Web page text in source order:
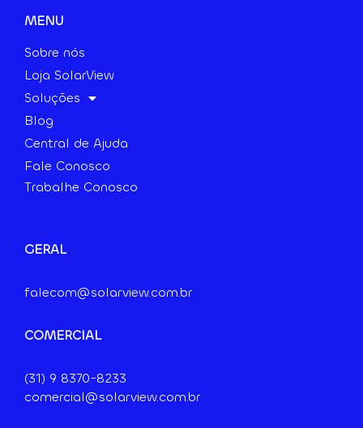
MENU
Sobre nós
Loja SolarView
Soluções
Blog
Central de Ajuda
Fale Conosco
Trabalhe Conosco
GERAL
falecom@solarview.com.br
COMERCIAL
(31) 9 8370-8233
comercial@solarview.com.br